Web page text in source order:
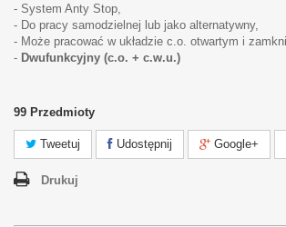
- System Anty Stop,
- Do pracy samodzielnej lub jako alternatywny,
- Może pracować w układzie c.o. otwartym i
- Dwufunkcyjny (c.o. + c.w.u.)
99 Przedmioty
Tweetuj Udostępnij Google+
Drukuj